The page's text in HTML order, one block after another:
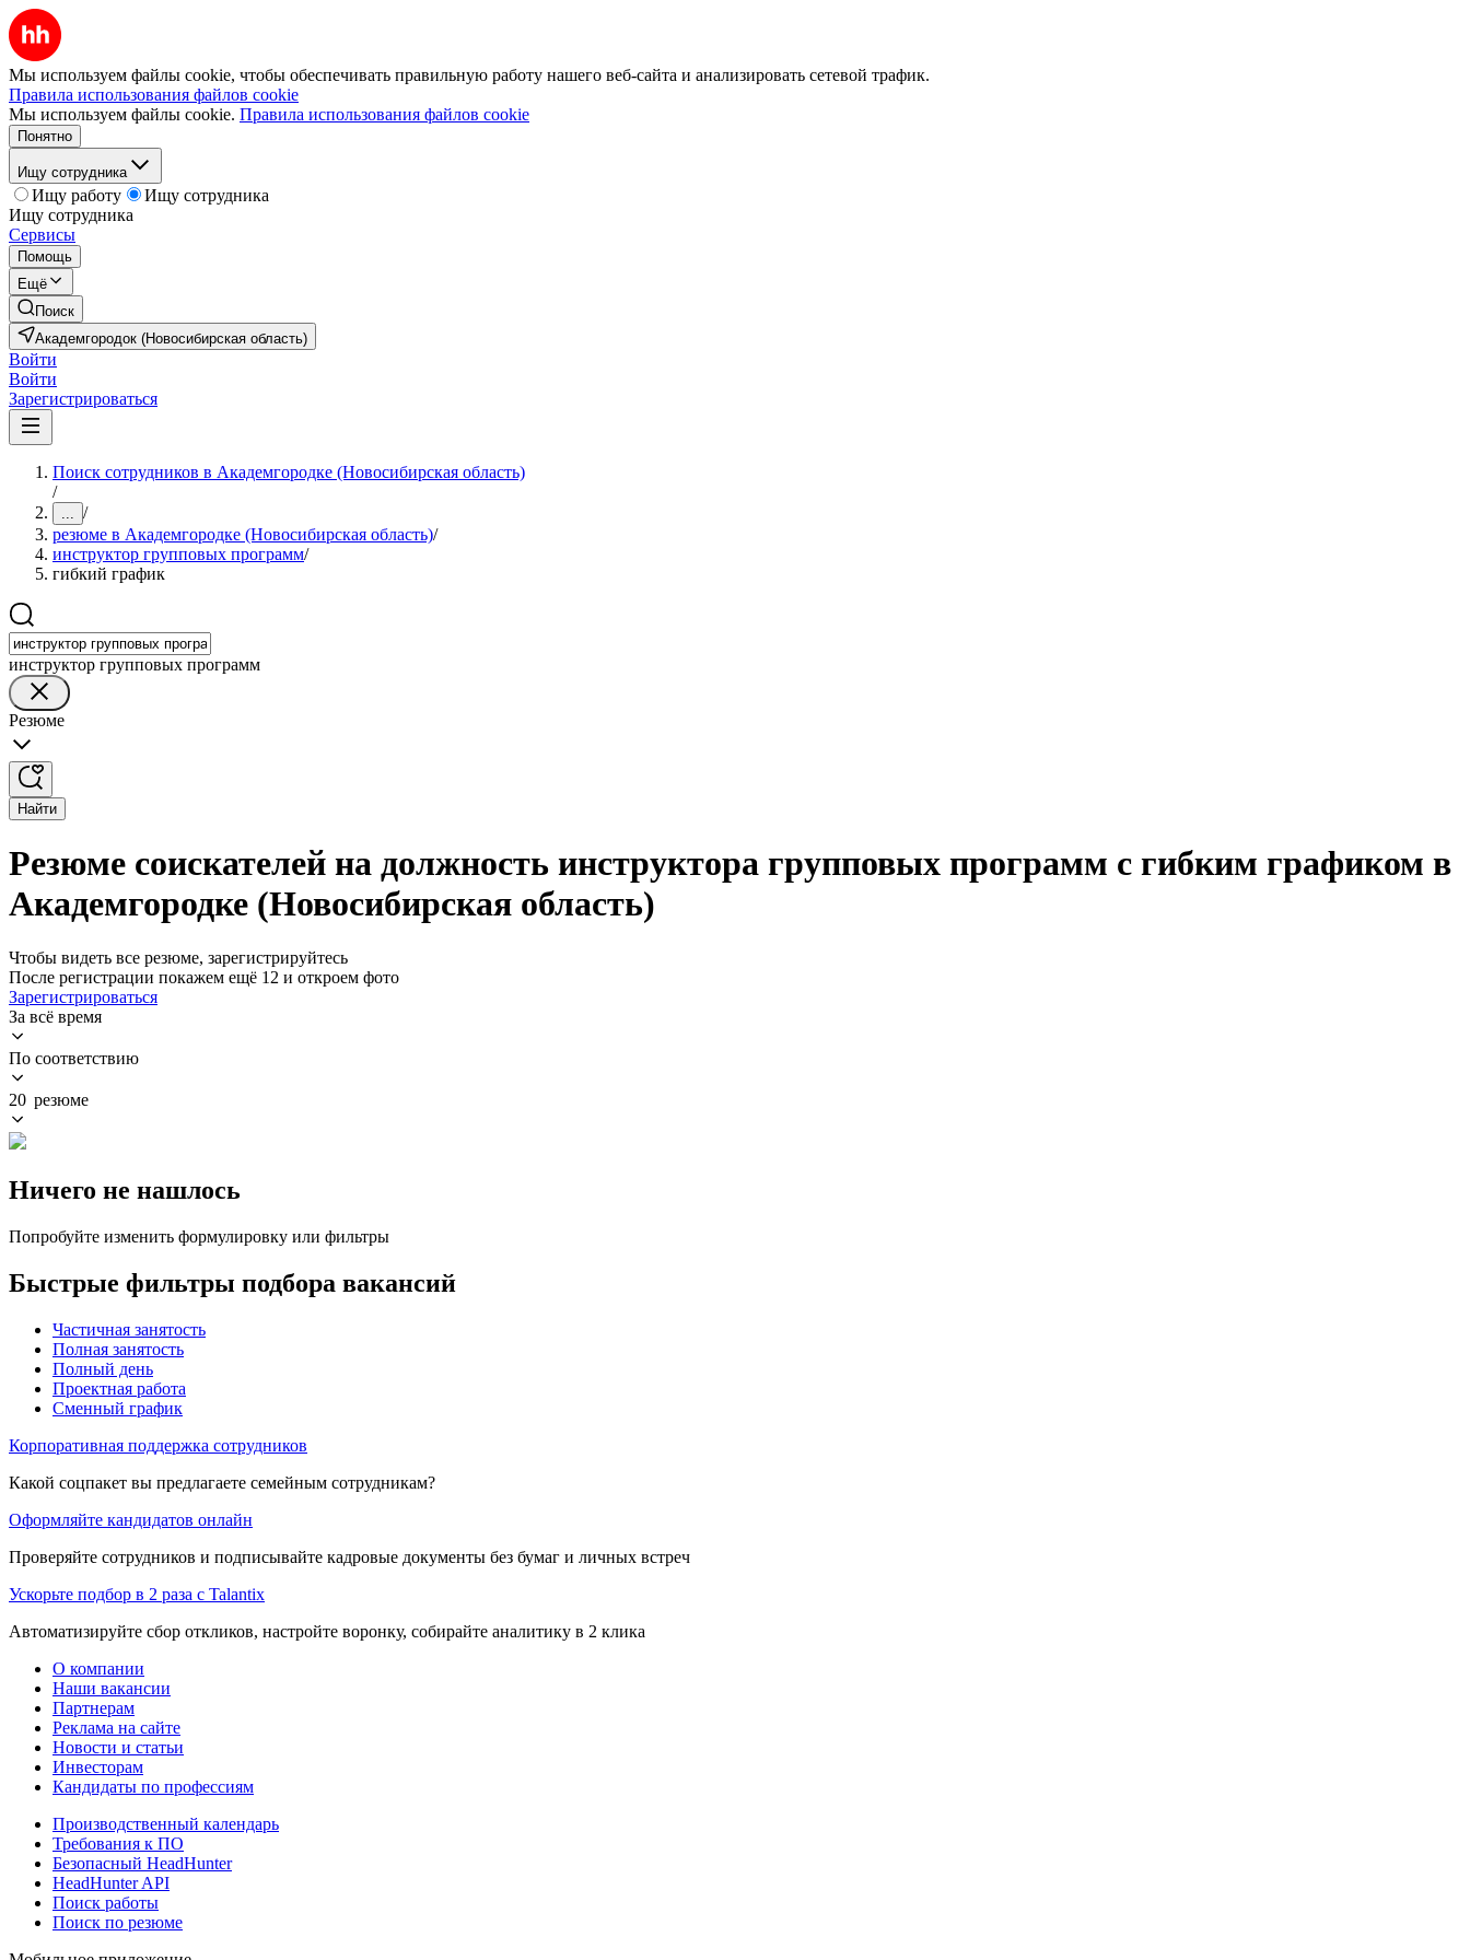
Мы используем файлы cookie, чтобы обеспечивать правильную работу нашего веб-сайта и анализировать сетевой трафик.
Правила использования файлов cookie
Мы используем файлы cookie. Правила использования файлов cookie
Понятно
Ищу сотрудника
Ищу работу
Ищу сотрудника
Ищу сотрудника
Сервисы
Помощь
Ещё
Поиск
Академгородок (Новосибирская область)
Войти
Войти
Зарегистрироваться
Поиск сотрудников в Академгородке (Новосибирская область)
/
... /
резюме в Академгородке (Новосибирская область)/
инструктор групповых программ/
гибкий график
инструктор групповых программ
Резюме
Найти
Резюме соискателей на должность инструктора групповых программ с гибким графиком в
Академгородке (Новосибирская область)
Чтобы видеть все резюме, зарегистрируйтесь
После регистрации покажем ещё 12 и откроем фото
Зарегистрироваться
За всё время
По соответствию
20 резюме
Ничего не нашлось
Попробуйте изменить формулировку или фильтры
Быстрые фильтры подбора вакансий
Частичная занятость
Полная занятость
Полный день
Проектная работа
Сменный график
Корпоративная поддержка сотрудников
Какой соцпакет вы предлагаете семейным сотрудникам?
Оформляйте кандидатов онлайн
Проверяйте сотрудников и подписывайте кадровые документы без бумаг и личных встреч
Ускорьте подбор в 2 раза с Talantix
Автоматизируйте сбор откликов, настройте воронку, собирайте аналитику в 2 клика
О компании
Наши вакансии
Партнерам
Реклама на сайте
Новости и статьи
Инвесторам
Кандидаты по профессиям
Производственный календарь
Требования к ПО
Безопасный HeadHunter
HeadHunter API
Поиск работы
Поиск по резюме